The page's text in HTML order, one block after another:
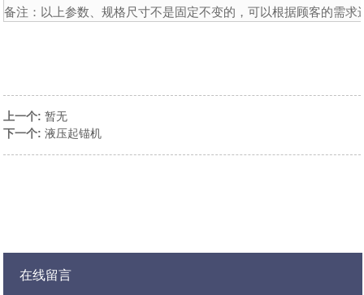
备注：以上参数、规格尺寸不是固定不变的，可以根据顾客的需求
上一个: 暂无
下一个: 液压起锚机
在线留言